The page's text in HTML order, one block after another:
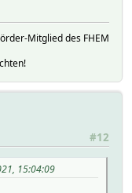
Mitglied des FHEM
#12
15:04:09